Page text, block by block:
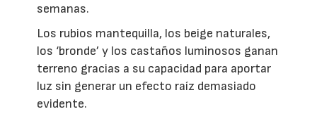
semanas.
Los rubios mantequilla, los beige naturales,
los ‘bronde’ y los castaños luminosos ganan
terreno gracias a su capacidad para aportar
luz sin generar un efecto raíz demasiado
evidente.